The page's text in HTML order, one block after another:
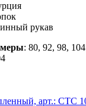
рукав
: 80, 92, 98, 104